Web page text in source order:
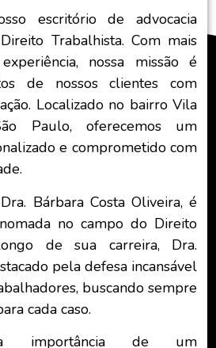
escritório de advocacia
Trabalhista. Com mais
nossa missão é
de nossos clientes com
Localizado no bairro Vila
Paulo, oferecemos um
e comprometido com
Bárbara Costa Oliveira, é
no campo do Direito
de sua carreira, Dra.
pela defesa incansável
buscando sempre
cada caso.
importância de um